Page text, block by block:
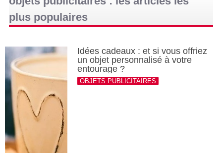
plus populaires
Idées cadeaux : et si vous offriez
un objet personnalisé à votre
entourage ?
OBJETS PUBLICITAIRES